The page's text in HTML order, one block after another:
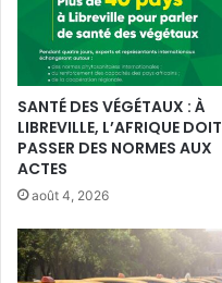
SANTÉ DES VÉGÉTAUX : À
LIBREVILLE, L’AFRIQUE DOIT
PASSER DES NORMES AUX
ACTES
août 4, 2026